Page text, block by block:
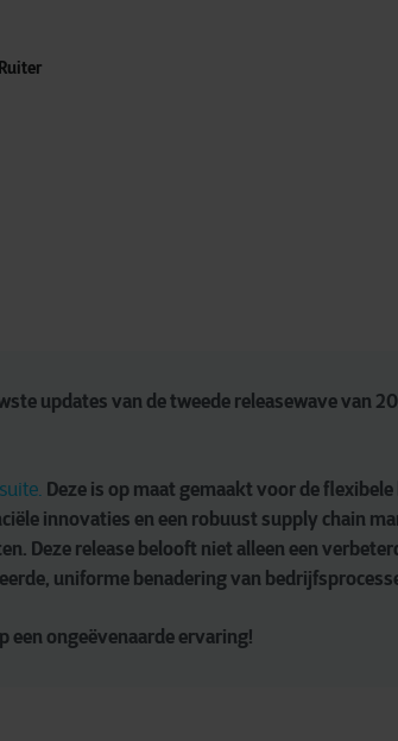
updates van de tweede releasewave van
Deze is op maat gemaakt voor de
innovaties en een robuust supply chain
Deze release belooft niet alleen een
uniforme benadering van
een ongeëvenaarde ervaring!